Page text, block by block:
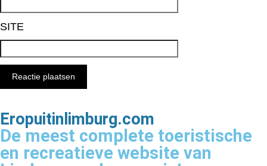
SITE
Eropuitinlimburg.com
De meest complete toeristische
en recreatieve website van